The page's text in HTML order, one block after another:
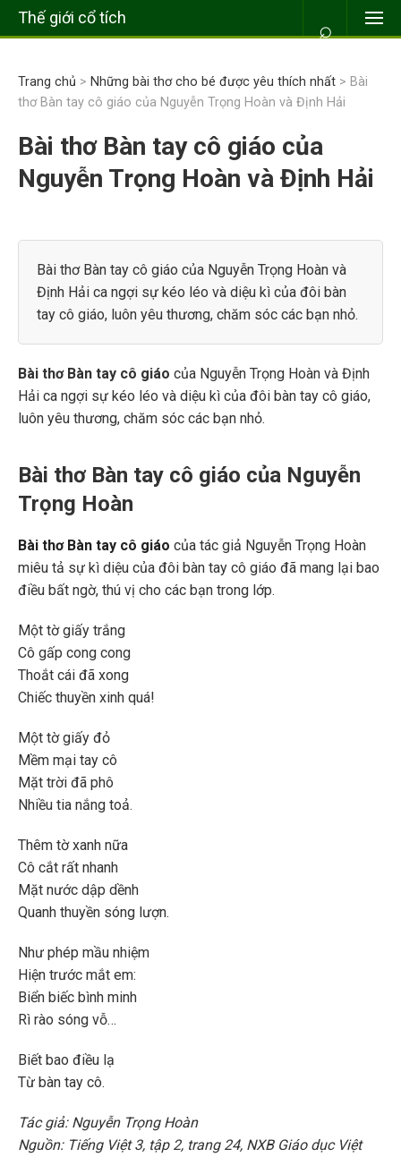
Thế giới cổ tích ⌕
Trang chủ > Những bài thơ cho bé được yêu thích nhất > Bài
thơ Bàn tay cô giáo của Nguyễn Trọng Hoàn và Định Hải
Bài thơ Bàn tay cô giáo của
Nguyễn Trọng Hoàn và Định Hải
Bài thơ Bàn tay cô giáo của Nguyễn Trọng Hoàn và
Định Hải ca ngợi sự kéo léo và diệu kì của đôi bàn
tay cô giáo, luôn yêu thương, chăm sóc các bạn nhỏ.
Bài thơ Bàn tay cô giáo của Nguyễn Trọng Hoàn và Định
Hải ca ngợi sự kéo léo và diệu kì của đôi bàn tay cô giáo,
luôn yêu thương, chăm sóc các bạn nhỏ.
Bài thơ Bàn tay cô giáo của Nguyễn
Trọng Hoàn
Bài thơ Bàn tay cô giáo của tác giả Nguyễn Trọng Hoàn
miêu tả sự kì diệu của đôi bàn tay cô giáo đã mang lại bao
điều bất ngờ, thú vị cho các bạn trong lớp.
Một tờ giấy trắng
Cô gấp cong cong
Thoắt cái đã xong
Chiếc thuyền xinh quá!
Một tờ giấy đỏ
Mềm mại tay cô
Mặt trời đã phô
Nhiều tia nắng toả.
Thêm tờ xanh nữa
Cô cắt rất nhanh
Mặt nước dập dềnh
Quanh thuyền sóng lượn.
Như phép mầu nhiệm
Hiện trước mắt em:
Biển biếc bình minh
Rì rào sóng vỗ…
Biết bao điều lạ
Từ bàn tay cô.
Tác giả: Nguyễn Trọng Hoàn
Nguồn: Tiếng Việt 3, tập 2, trang 24, NXB Giáo dục Việt